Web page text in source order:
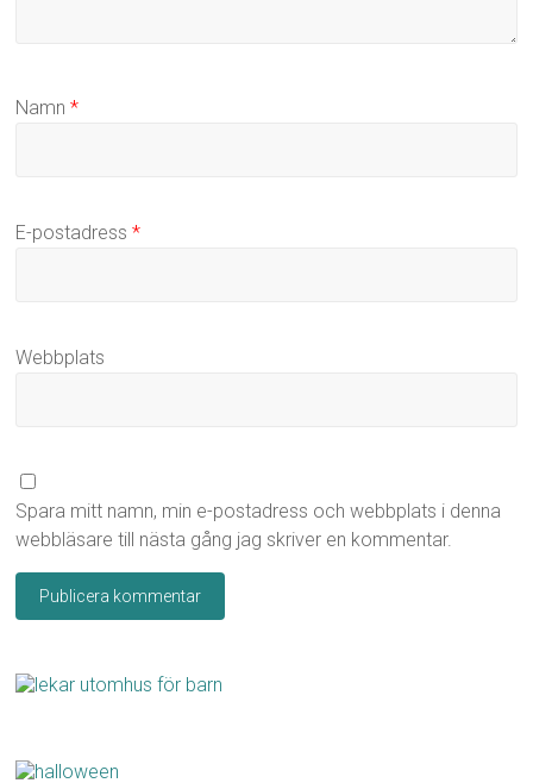
Namn*
E-postadress*
Webbplats
Spara mitt namn, min e-postadress och webbplats i denna
webbläsare till nästa gång jag skriver en kommentar.